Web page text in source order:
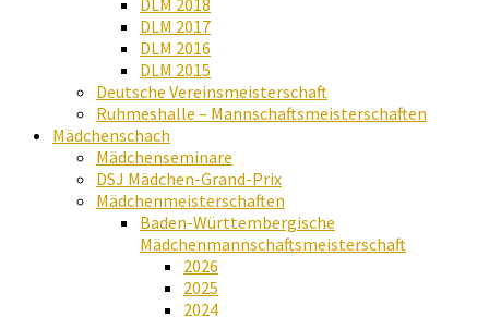
DLM 2018
DLM 2017
DLM 2016
DLM 2015
Deutsche Vereinsmeisterschaft
Ruhmeshalle – Mannschaftsmeisterschaften
Mädchenschach
Mädchenseminare
DSJ Mädchen-Grand-Prix
Mädchenmeisterschaften
Baden-Württembergische
Mädchenmannschaftsmeisterschaft
2026
2025
2024